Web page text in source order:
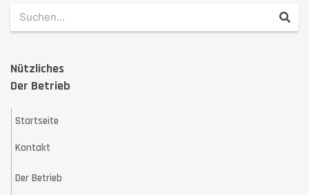
Nützliches
Der Betrieb
Startseite
Kontakt
Der Betrieb